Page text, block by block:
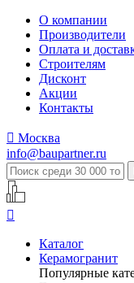
О компании
Производители
Оплата и
Строителям
Дисконт
Акции
Контакты
 Москва
info@baupartner.ru

Каталог
Керамогранит
Популярные